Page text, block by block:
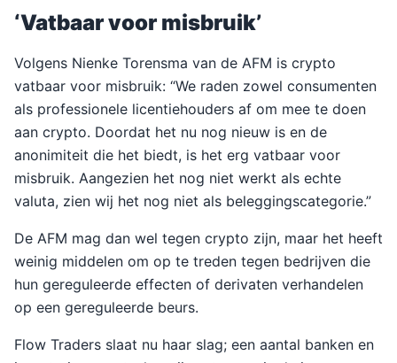
‘Vatbaar voor misbruik’
Volgens Nienke Torensma van de AFM is crypto
vatbaar voor misbruik: “We raden zowel consumenten
als professionele licentiehouders af om mee te doen
aan crypto. Doordat het nu nog nieuw is en de
anonimiteit die het biedt, is het erg vatbaar voor
misbruik. Aangezien het nog niet werkt als echte
valuta, zien wij het nog niet als beleggingscategorie.”
De AFM mag dan wel tegen crypto zijn, maar het heeft
weinig middelen om op te treden tegen bedrijven die
hun gereguleerde effecten of derivaten verhandelen
op een gereguleerde beurs.
Flow Traders slaat nu haar slag; een aantal banken en